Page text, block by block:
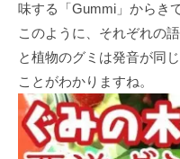
味する「Gummi」からき
このように、それぞれの
と植物のグミは発音が同
ことがわかりますね。